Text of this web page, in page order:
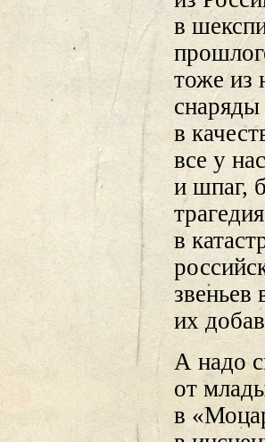
в
тоже из
в
все у
и шпаг,
в
звеньев
их
А надо
от
в